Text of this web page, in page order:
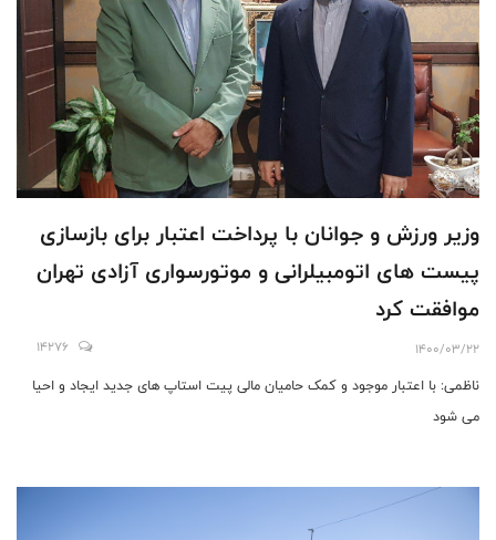
وزیر ورزش و جوانان با پرداخت اعتبار برای بازسازی
پیست های اتومبیلرانی و موتورسواری آزادی تهران
موافقت کرد
1400/03/22
14276
ناظمی: با اعتبار موجود و کمک حامیان مالی پیت استاپ های جدید ایجاد و احیا
می شود